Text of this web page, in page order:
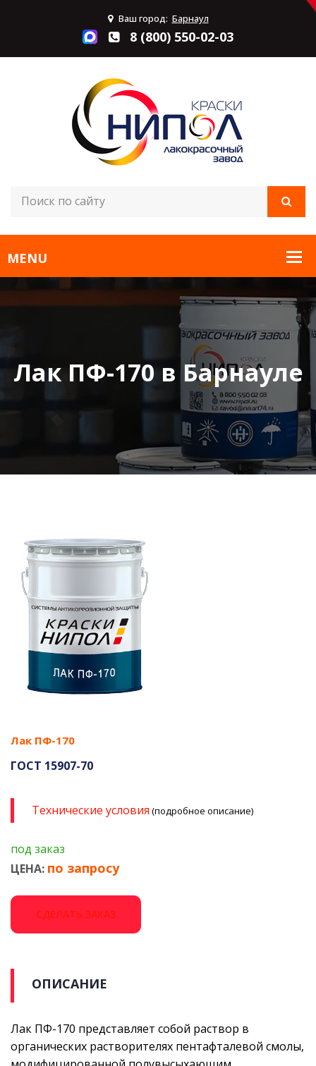
Ваш город: Барнаул
8 (800) 550-02-03
Лак ПФ-170 в Барнауле
Лак ПФ-170
ГОСТ 15907-70
Технические условия (подробное описание)
под заказ
ЦЕНА: по запросу
СДЕЛАТЬ ЗАКАЗ
ОПИСАНИЕ
Лак ПФ-170 представляет собой раствор в
органических растворителях пентафталевой смолы,